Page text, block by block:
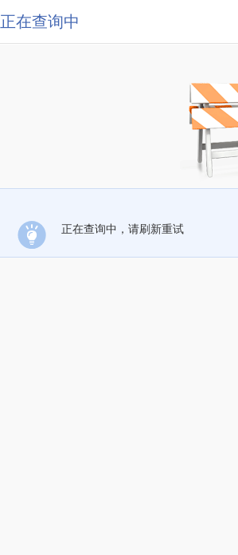
正在查询中
正在查询中，请刷新重试